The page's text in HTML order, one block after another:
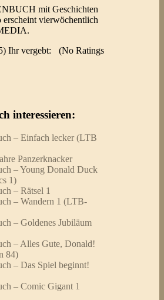
mit Geschichten
vierwöchentlich
Ihr vergebt:
(No Ratings
interessieren:
– Einfach lecker (LTB
Panzerknacker
– Young Donald Duck
1)
– Rätsel 1
– Wandern 1 (LTB-
– Goldenes Jubiläum
– Alles Gute, Donald!
84)
– Das Spiel beginnt!
– Comic Gigant 1